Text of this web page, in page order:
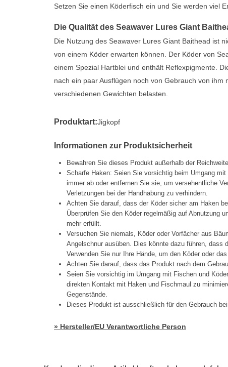
Setzen Sie einen Köderfisch ein und Sie werden viel
Die Qualität des Seawaver Lures Giant
Die Nutzung des Seawaver Lures Giant Baithead ist
von einem Köder erwarten können. Der Köder von
einem Spezial Hartblei und enthält Reflexpigmente.
nach ein paar Ausflügen noch von Gebrauch von
verschiedenen Gewichten belasten.
Produktart:Jigkopf
Informationen zur Produktsicherheit
Bewahren Sie dieses Produkt außerhalb der
Scharfe Haken: Seien Sie vorsichtig beim Umgang
immer ab oder entfernen Sie sie, um versehentliche
Verletzungen bei der Handhabung zu verhindern.
Achten Sie darauf, dass der Köder sicher am Haken
Überprüfen Sie den Köder regelmäßig auf Abnutzung
mehr erfüllt.
Versuchen Sie niemals, Köder oder Vorfächer aus
Angelschnur ausüben. Dies könnte dazu führen, dass
Verwenden Sie nur Ihre Hände, um den Köder oder
Achten Sie darauf, dass das Produkt nach dem
Seien Sie vorsichtig im Umgang mit Fischen und
direkten Kontakt mit Haken und Fischmaul zu
Gegenstände.
Dieses Produkt ist ausschließlich für den Gebrauch
» Hersteller/EU Verantwortliche Person